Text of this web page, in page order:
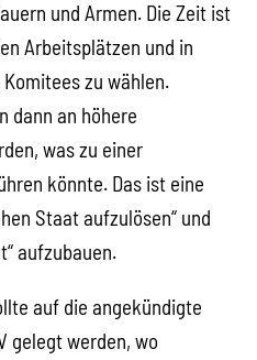
und Armen. Die Zeit ist
Arbeitsplätzen und in
zu wählen.
dann an höhere
was zu einer
könnte. Das ist eine
Staat aufzulösen“ und
aufzubauen.
auf die angekündigte
gelegt werden, wo